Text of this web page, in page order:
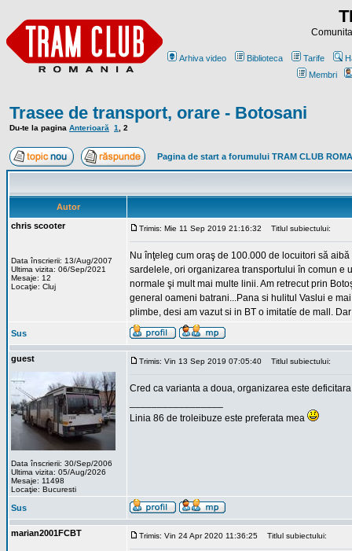
Arhiva video Biblioteca Tarife
Membri
Trasee de transport, orare - Botosani
Du-te la pagina Anterioară 1 2
Pagina de start a forumului TRAM CLUB
Autor
chris scooter
Data înscrierii: 13/Aug/2007
Ultima vizita: 06/Sep/2021
Mesaje: 12
Locaţie: Cluj
Trimis: Mie 11 Sep 2019 21:16:32 Titlul subiectului:
Nu înţeleg cum oraş de 100.000 de locuitori să
sardelele, ori organizarea transportului în comun e
normale şi mult mai multe linii. Am retrecut prin
general oameni batrani...Pana si hulitul Vaslui e
plimbe, desi am vazut si in BT o imitatíe de mall.
Sus
guest
Data înscrierii: 30/Sep/2006
Ultima vizita: 05/Aug/2026
Mesaje: 11498
Locaţie: Bucuresti
Trimis: Vin 13 Sep 2019 07:05:40 Titlul subiectului:
Cred ca varianta a doua, organizarea este
Linia 86 de troleibuze este preferata mea
Sus
marian2001FCBT Trimis: Vin 24 Apr 2020 11:36:25 Titlul subiectului: